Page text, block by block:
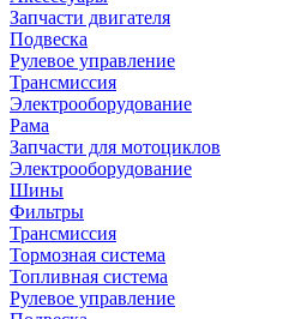
Запчасти двигателя
Подвеска
Рулевое управление
Трансмиссия
Электрооборудование
Рама
Запчасти для мотоциклов
Электрооборудование
Шины
Фильтры
Трансмиссия
Тормозная система
Топливная система
Рулевое управление